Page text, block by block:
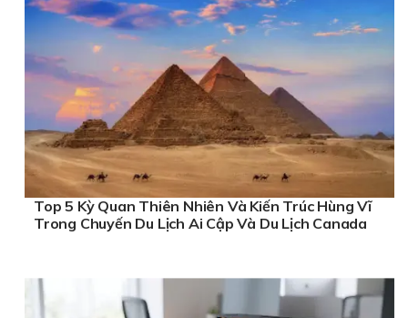
Top 5 Kỳ Quan Thiên Nhiên Và Kiến Trúc Hùng Vĩ
Trong Chuyến Du Lịch Ai Cập Và Du Lịch Canada